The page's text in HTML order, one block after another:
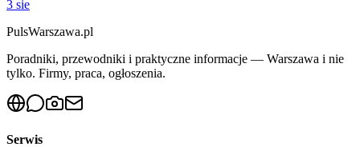
3 sie
PulsWarszawa.pl
Poradniki, przewodniki i praktyczne informacje — Warszawa i nie
tylko. Firmy, praca, ogłoszenia.
Serwis